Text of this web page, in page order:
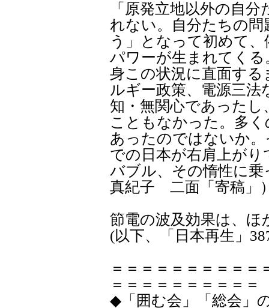
「原発立地以外の自
れない。自分たちの
う」となって初めて
パワーが生まれてく
身この状況に直面す
ルギー政策、電源三
知・無関心であった
こともなかった。多
あったのではないか
での日本が右肩上が
バブル、その惰性に
真紀子 二面「寄稿」
節電の波及効果は、ほ
(以下、「日本再生」
＝＝＝＝＝＝＝＝＝＝
＝＝＝＝＝＝＝＝＝＝
◆「囲む会」「総会」